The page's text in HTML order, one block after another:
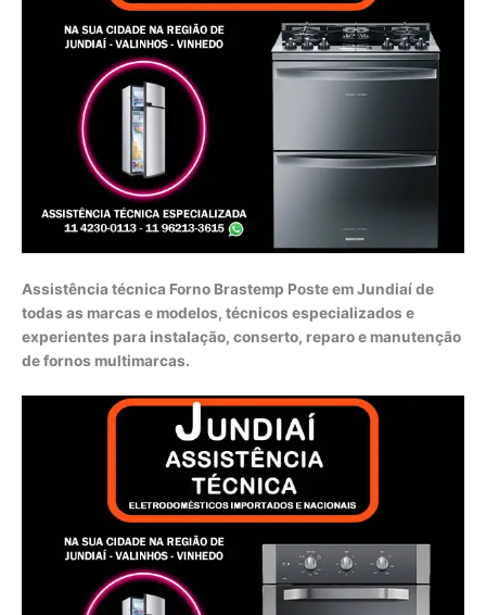
Assistência técnica Forno Brastemp Poste em Jundiaí de
todas as marcas e modelos, técnicos especializados e
experientes para instalação, conserto, reparo e manutenção
de fornos multimarcas.